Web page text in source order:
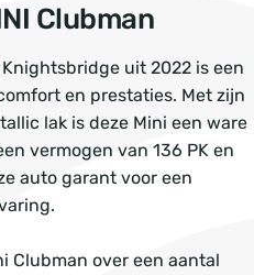
Clubman
uit 2022 is een
en prestaties. Met zijn
lak is deze Mini een ware
vermogen van 136 PK en
auto garant voor een
Clubman over een aantal